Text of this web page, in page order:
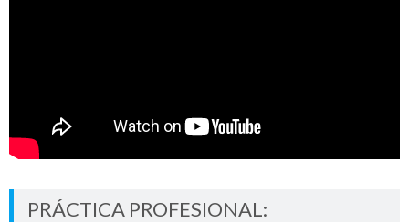
PRÁCTICA PROFESIONAL: